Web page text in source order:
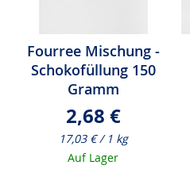
Fourree Mischung -
Schokofüllung 150
Gramm
2,68 €
17,03 € / 1 kg
Auf Lager